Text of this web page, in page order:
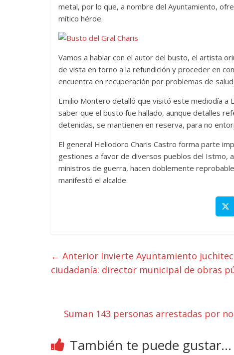
metal, por lo que, a nombre del Ayuntamiento,
mítico héroe.
Vamos a hablar con el autor del busto, el artista
de vista en torno a la refundición y proceder en
encuentra en recuperación por problemas de
Emilio Montero detalló que visitó este mediodía a
saber que el busto fue hallado, aunque detalles
detenidas, se mantienen en reserva, para no
El general Heliodoro Charis Castro forma parte
gestiones a favor de diversos pueblos del Istmo,
ministros de guerra, hacen doblemente
manifestó el alcalde.
← Anterior Invierte Ayuntamiento
ciudadanía: director municipal de obras
Suman 143 personas arrestadas por
También te puede gustar...